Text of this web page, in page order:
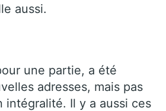
aussi.
une partie, a été
adresses, mais pas
intégralité. Il y a aussi ces